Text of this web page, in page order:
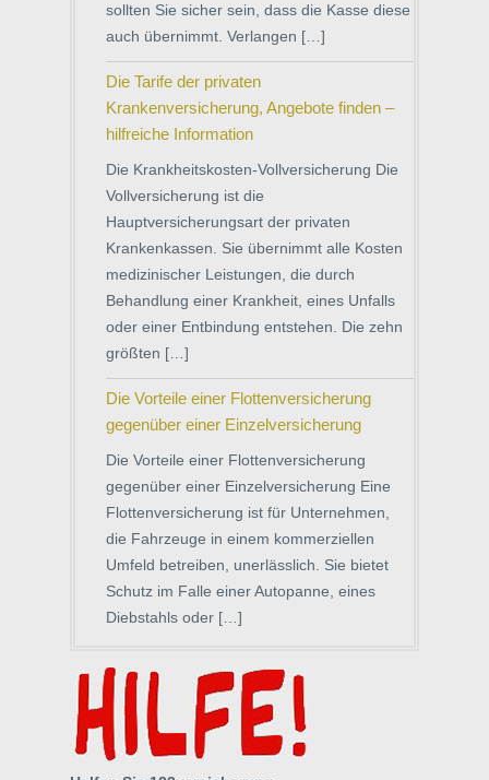
sollten Sie sicher sein, dass die Kasse diese
auch übernimmt. Verlangen […]
Die Tarife der privaten
Krankenversicherung, Angebote finden –
hilfreiche Information
Die Krankheitskosten-Vollversicherung Die
Vollversicherung ist die
Hauptversicherungsart der privaten
Krankenkassen. Sie übernimmt alle Kosten
medizinischer Leistungen, die durch
Behandlung einer Krankheit, eines Unfalls
oder einer Entbindung entstehen. Die zehn
größten […]
Die Vorteile einer Flottenversicherung
gegenüber einer Einzelversicherung
Die Vorteile einer Flottenversicherung
gegenüber einer Einzelversicherung Eine
Flottenversicherung ist für Unternehmen,
die Fahrzeuge in einem kommerziellen
Umfeld betreiben, unerlässlich. Sie bietet
Schutz im Falle einer Autopanne, eines
Diebstahls oder […]